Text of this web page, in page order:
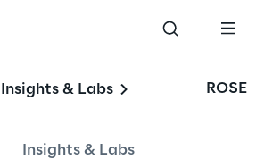
Insights & Labs
Insights & Labs
ROSE